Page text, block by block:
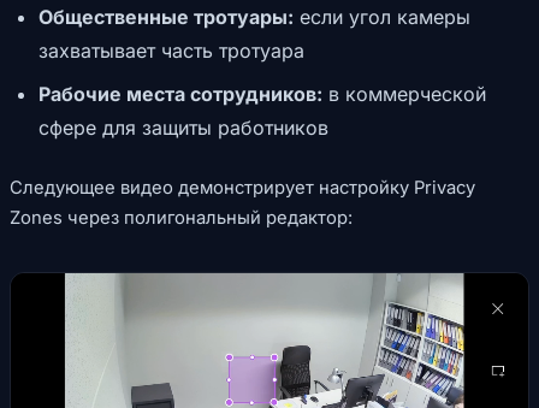
Общественные тротуары: если угол камеры
захватывает часть тротуара
Рабочие места сотрудников: в коммерческой
сфере для защиты работников
Следующее видео демонстрирует настройку Privacy
Zones через полигональный редактор: